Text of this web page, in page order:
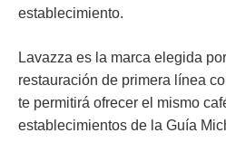
establecimiento.
Lavazza es la marca elegida
restauración de primera línea
te permitirá ofrecer el mismo
establecimientos de la Guía